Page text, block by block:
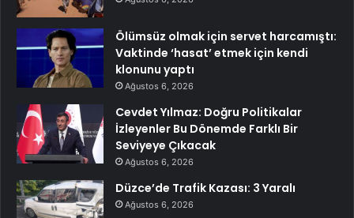
Ölümsüz olmak için servet harcamıştı:
Vaktinde ‘hasat’ etmek için kendi
klonunu yaptı
Ağustos 6, 2026
Cevdet Yılmaz: Doğru Politikalar
İzleyenler Bu Dönemde Farklı Bir
Seviyeye Çıkacak
Ağustos 6, 2026
Düzce’de Trafik Kazası: 3 Yaralı
Ağustos 6, 2026